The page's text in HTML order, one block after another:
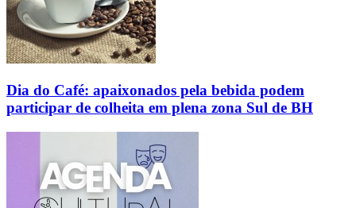
Dia do Café: apaixonados pela bebida podem
participar de colheita em plena zona Sul de BH